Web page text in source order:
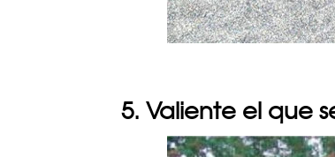
5. Valiente el que